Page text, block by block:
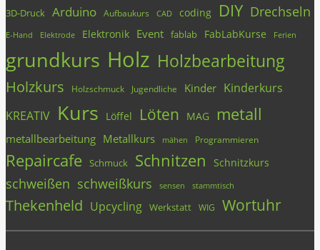
3D-Druck Arduino Aufbaukurs CAD coding DIY Drechseln
E-Hand Elektrode Elektronik Event fablab FabLabKurse Ferien
grundkurs Holz Holzbearbeitung
Holzkurs Holzschmuck Jugendliche Kinder Kinderkurs
KREATIV Kurs Löffel Löten MAG metall
metallbearbeitung Metallkurs mähen Programmieren
Repaircafe Schmuck Schnitzen Schnitzkurs
schweißen schweißkurs sensen stammtisch
Thekenheld Upcycling Werkstatt WIG Wortuhr